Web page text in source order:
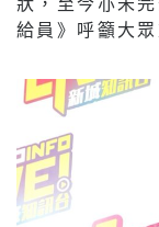
給員》呼籲大